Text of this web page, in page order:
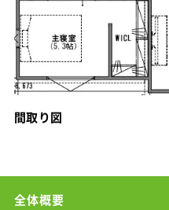
間取り図
全体概要